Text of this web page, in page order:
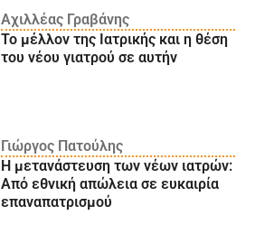
Αχιλλέας Γραβάνης
Το μέλλον της Ιατρικής και η θέση
του νέου γιατρού σε αυτήν
Γιώργος Πατούλης
Η μετανάστευση των νέων ιατρών:
Aπό εθνική απώλεια σε ευκαιρία
επαναπατρισμού